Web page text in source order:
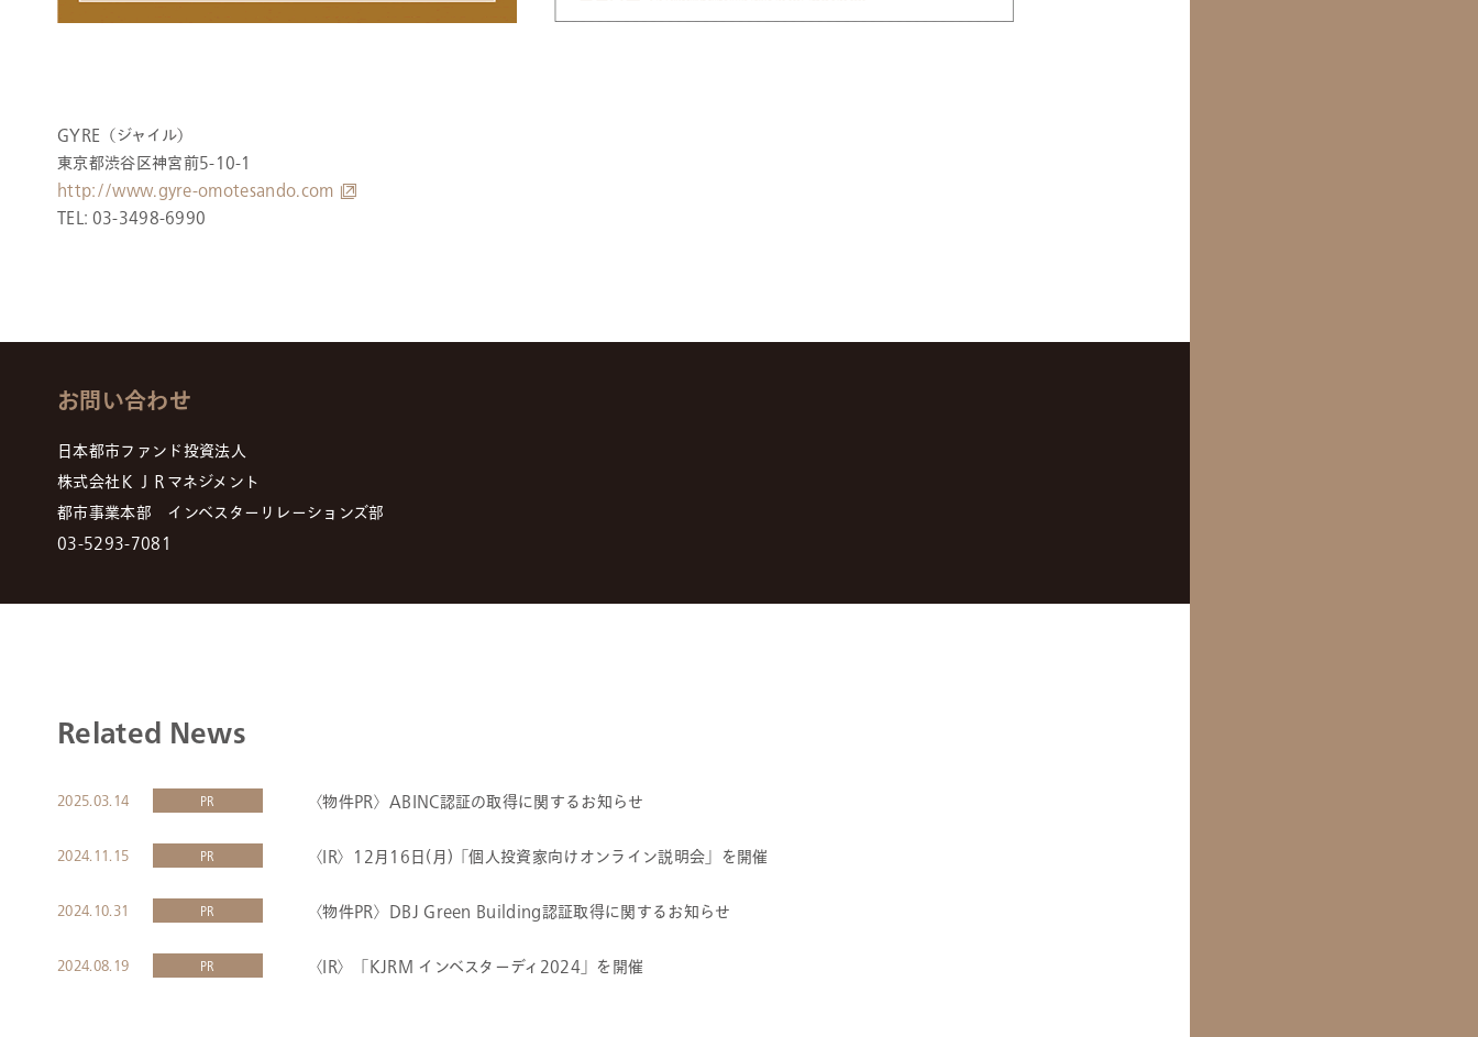
GYRE（ジャイル）
東京都渋谷区神宮前5-10-1
http://www.gyre-omotesando.com
TEL: 03-3498-6990
お問い合わせ
日本都市ファンド投資法人
株式会社ＫＪＲマネジメント
都市事業本部 インベスターリレーションズ部
03-5293-7081
Related News
2025.03.14 PR 〈物件PR〉ABINC認証の取得に関するお知らせ
2024.11.15 PR 〈IR〉12月16日(月)「個人投資家向けオンライン説明会」を開催
2024.10.31 PR 〈物件PR〉DBJ Green Building認証取得に関するお知らせ
2024.08.19 PR 〈IR〉「KJRM インベスターディ2024」を開催